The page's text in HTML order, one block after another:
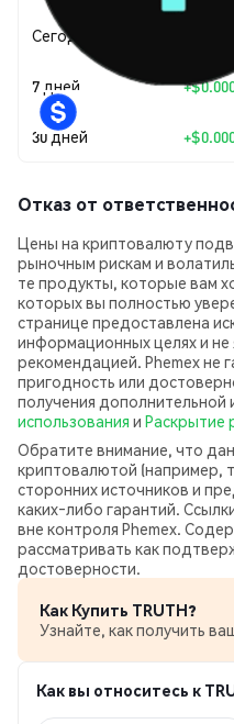
Сегодня
7 дней +
30 дней +
Отказ от
Цены на криптовалюту
рыночным рискам и
те продукты, которые вам
которых вы полностью
странице предоставлена
информационных целях и не
рекомендацией. Phemex не
пригодность или
получения
использования и Раскрытие
Обратите внимание, что
криптовалютой (например,
сторонних источников и
каких‑либо гарантий.
вне контроля Phemex.
рассматривать как
достоверности.
Как Купить TRUTH?
Узнайте, как получить
Как вы относитесь к